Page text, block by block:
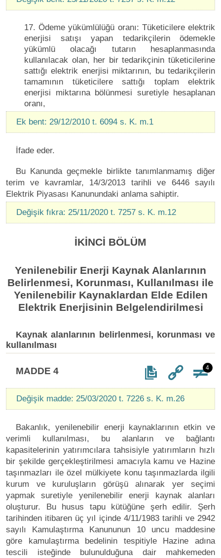
17. Ödeme yükümlülüğü oranı: Tüketicilere elektrik
enerjisi satışı yapan tedarikçilerin ödemekle
yükümlü olacağı tutarın hesaplanmasında
kullanılacak olan, her bir tedarikçinin tüketicilerine
sattığı elektrik enerjisi miktarının, bu tedarikçilerin
tamamının tüketicilere sattığı toplam elektrik
enerjisi miktarına bölünmesi suretiyle hesaplanan
oranı,
Ek bent: 29/12/2010 t. 6094 s. K. m.1
İfade eder.
Bu Kanunda geçmekle birlikte tanımlanmamış diğer
terim ve kavramlar, 14/3/2013 tarihli ve 6446 sayılı
Elektrik Piyasası Kanunundaki anlama sahiptir.
Değişik fıkra: 25/11/2020 t. 7257 s. K. m.12
İKİNCİ BÖLÜM
Yenilenebilir Enerji Kaynak Alanlarının
Belirlenmesi, Korunması, Kullanılması ile
Yenilenebilir Kaynaklardan Elde Edilen
Elektrik Enerjisinin Belgelendirilmesi
Kaynak alanlarının belirlenmesi, korunması ve
kullanılması
MADDE 4 4
Değişik madde: 25/03/2020 t. 7226 s. K. m.26
Bakanlık, yenilenebilir enerji kaynaklarının etkin ve
verimli kullanılması, bu alanların ve bağlantı
kapasitelerinin yatırımcılara tahsisiyle yatırımların hızlı
bir şekilde gerçekleştirilmesi amacıyla kamu ve Hazine
taşınmazları ile özel mülkiyete konu taşınmazlarda ilgili
kurum ve kuruluşların görüşü alınarak yer seçimi
yapmak suretiyle yenilenebilir enerji kaynak alanları
oluşturur. Bu husus tapu kütüğüne şerh edilir. Şerh
tarihinden itibaren üç yıl içinde 4/11/1983 tarihli ve 2942
sayılı Kamulaştırma Kanununun 10 uncu maddesine
göre kamulaştırma bedelinin tespitiyle Hazine adına
tescili isteğinde bulunulduğuna dair mahkemeden